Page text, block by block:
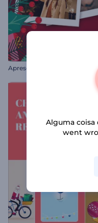
Apresentação de Natal
Alguma
went